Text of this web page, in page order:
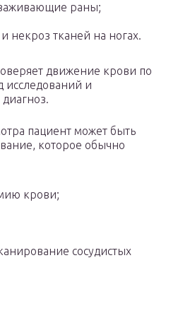
раны;
некроз тканей на ногах.
движение крови по
исследований и
пациент может быть
которое обычно
крови;
сосудистых